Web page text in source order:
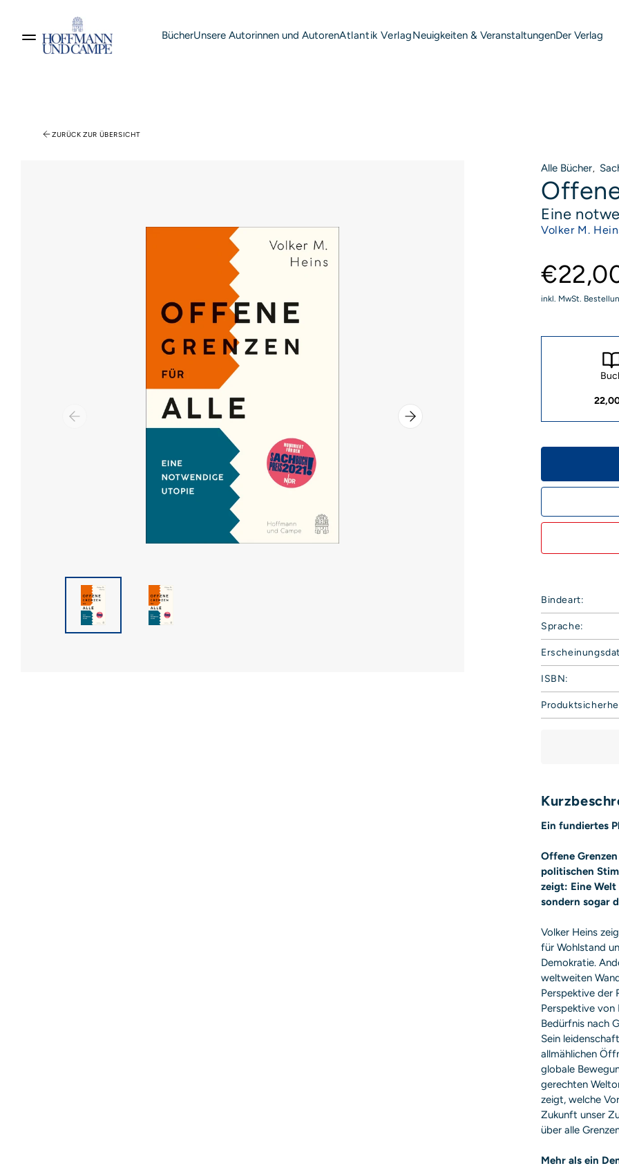
BücherUnsere Autorinnen und AutorenAtlantik VerlagNeuigkeiten & VeranstaltungenDer Verlag
ZURÜCK ZUR ÜBERSICHT
Alle Bücher,
Eine
Volker M.
inkl. MwSt.
Bindeart:
Sprache:
ISBN:
entbehrlich
Ein fundiertes
Offene
politischen
zeigt: Eine
sondern sogar
Volker Heins
für Wohlstand
Demokratie.
weltweiten
Perspektive der
Perspektive von
Bedürfnis nach
Sein
allmählichen
globale
gerechten
zeigt, welche
Zukunft unser
über alle
Mehr als ein